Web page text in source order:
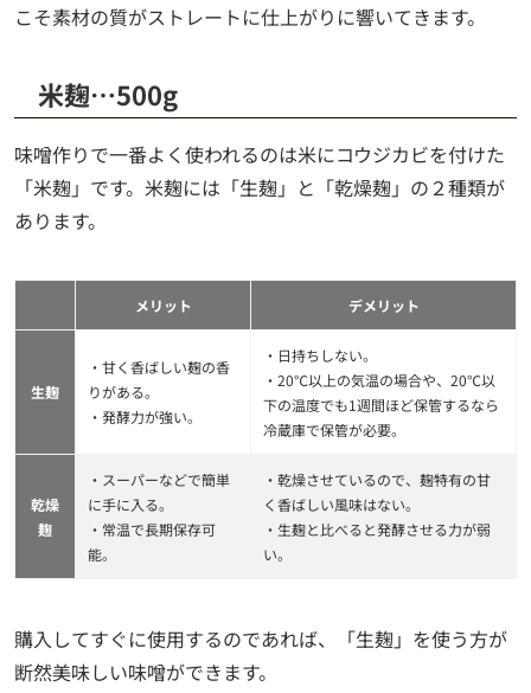
こそ素材の質がストレートに仕上がりに響いてきます。
米麹…500g
味噌作りで一番よく使われるのは米にコウジカビを付けた
「米麹」です。米麹には「生麹」と「乾燥麹」の２種類が
あります。
メリット デメリット
生麹
・甘く香ばしい麹の香
りがある。
・発酵力が強い。
・日持ちしない。
・20℃以上の気温の場合や、20℃以
下の温度でも1週間ほど保管するなら
冷蔵庫で保管が必要。
乾燥
麹
・スーパーなどで簡単
に手に入る。
・常温で長期保存可
能。
・乾燥させているので、麹特有の甘
く香ばしい風味はない。
・生麹と比べると発酵させる力が弱
い。
購入してすぐに使用するのであれば、「生麹」を使う方が
断然美味しい味噌ができます。